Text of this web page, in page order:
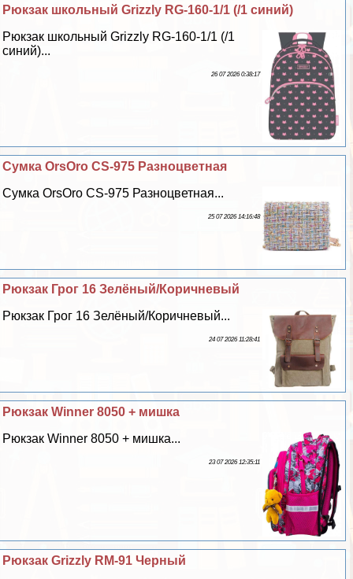
Рюкзак школьный Grizzly RG-160-1/1 (/1 синий)
Рюкзак школьный Grizzly RG-160-1/1 (/1
синий)...
26 07 2026 0:38:17
Сумка OrsOro CS-975 Разноцветная
Сумка OrsOro CS-975 Разноцветная...
25 07 2026 14:16:48
Рюкзак Грог 16 Зелёный/Коричневый
Рюкзак Грог 16 Зелёный/Коричневый...
24 07 2026 11:28:41
Рюкзак Winner 8050 + мишка
Рюкзак Winner 8050 + мишка...
23 07 2026 12:35:11
Рюкзак Grizzly RM-91 Черный